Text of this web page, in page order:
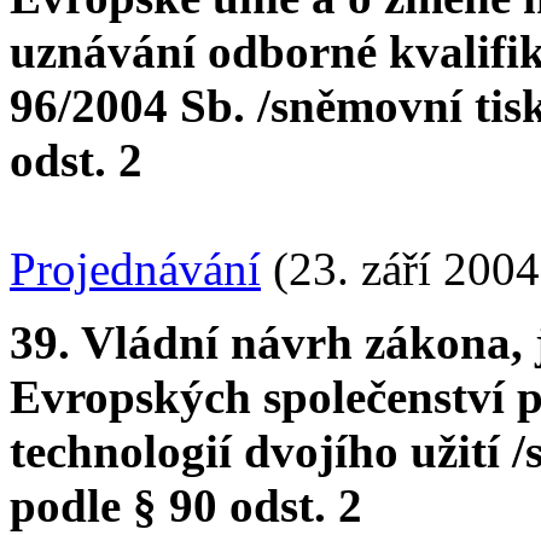
uznávání odborné
96/2004 Sb. /sněmovní
odst. 2
Projednávání (23. září
39. Vládní návrh
Evropských společenství
technologií dvojího užití
podle § 90 odst. 2